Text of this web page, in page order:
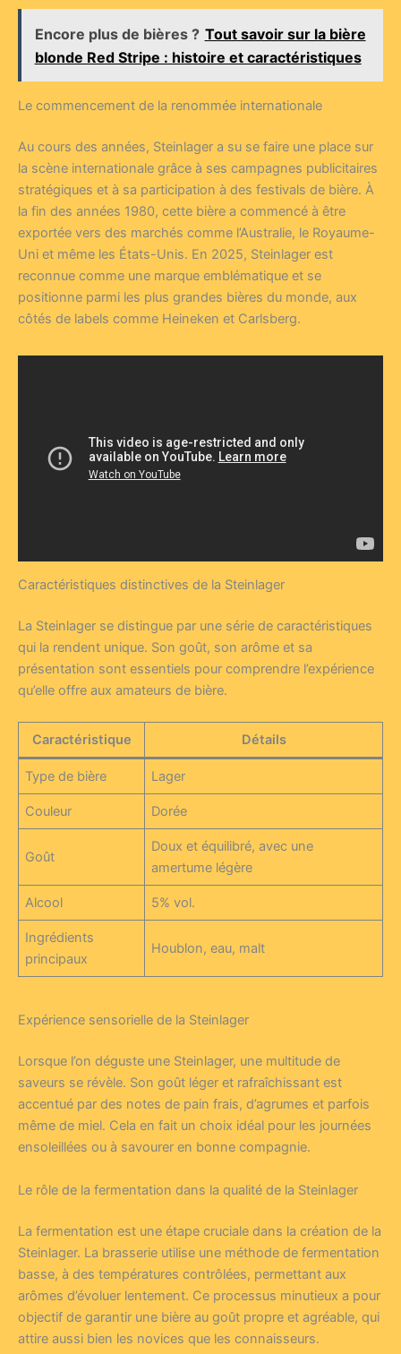
Encore plus de bières ? Tout savoir sur la bière
blonde Red Stripe : histoire et caractéristiques
Le commencement de la renommée internationale
Au cours des années, Steinlager a su se faire une place sur
la scène internationale grâce à ses campagnes publicitaires
stratégiques et à sa participation à des festivals de bière. À
la fin des années 1980, cette bière a commencé à être
exportée vers des marchés comme l’Australie, le Royaume-
Uni et même les États-Unis. En 2025, Steinlager est
reconnue comme une marque emblématique et se
positionne parmi les plus grandes bières du monde, aux
côtés de labels comme Heineken et Carlsberg.
Caractéristiques distinctives de la Steinlager
La Steinlager se distingue par une série de caractéristiques
qui la rendent unique. Son goût, son arôme et sa
présentation sont essentiels pour comprendre l’expérience
qu’elle offre aux amateurs de bière.
Caractéristique Détails
Type de bière Lager
Couleur Dorée
Goût
Doux et équilibré, avec une
amertume légère
Alcool 5% vol.
Ingrédients
principaux
Houblon, eau, malt
Expérience sensorielle de la Steinlager
Lorsque l’on déguste une Steinlager, une multitude de
saveurs se révèle. Son goût léger et rafraîchissant est
accentué par des notes de pain frais, d’agrumes et parfois
même de miel. Cela en fait un choix idéal pour les journées
ensoleillées ou à savourer en bonne compagnie.
Le rôle de la fermentation dans la qualité de la Steinlager
La fermentation est une étape cruciale dans la création de la
Steinlager. La brasserie utilise une méthode de fermentation
basse, à des températures contrôlées, permettant aux
arômes d’évoluer lentement. Ce processus minutieux a pour
objectif de garantir une bière au goût propre et agréable, qui
attire aussi bien les novices que les connaisseurs.